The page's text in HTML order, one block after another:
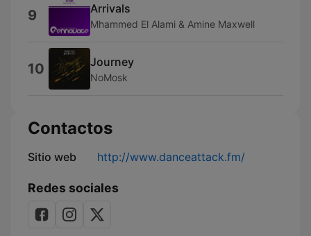
9 Arrivals
Mhammed El Alami & Amine Maxwell
10 Journey
NoMosk
Contactos
Sitio web http://www.danceattack.fm/
Redes sociales